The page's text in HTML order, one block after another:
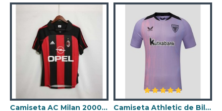
Camiseta AC Milan 2000/2001 Local Retro
Camiseta Athletic de Bilbao 2024/2025 Alternativo